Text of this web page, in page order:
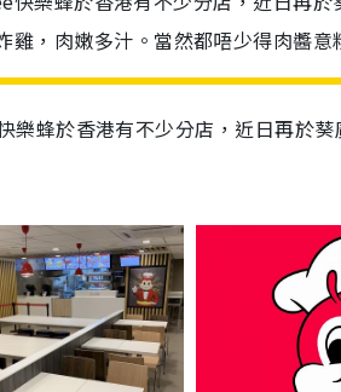
雞，肉嫩多汁。當然都唔少得肉醬
蜂於香港有不少分店，近日再於葵